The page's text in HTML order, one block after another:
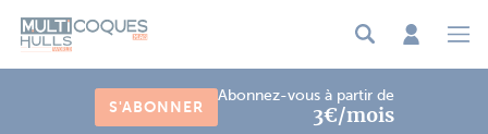
S'ABONNER
Abonnez-vous à partir de
3€/mois